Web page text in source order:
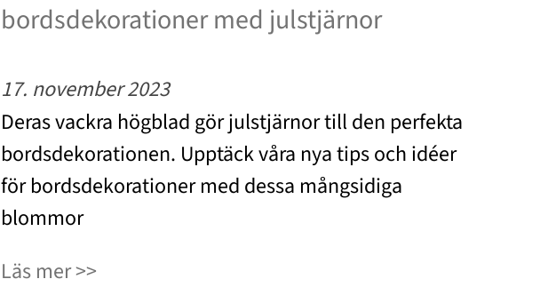
bordsdekorationer med julstjärnor
17. november 2023
Deras vackra högblad gör julstjärnor till den perfekta
bordsdekorationen. Upptäck våra nya tips och idéer
för bordsdekorationer med dessa mångsidiga
blommor
Läs mer